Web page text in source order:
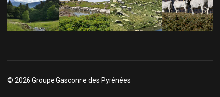
© 2026 Groupe Gasconne des Pyrénées